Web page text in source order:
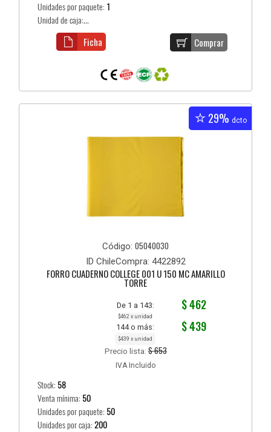
Unidades por paquete: 1
Unidad de caja:...
Comprar
Ficha
29% dcto
Código: 05040030
ID ChileCompra: 4422892
FORRO CUADERNO COLLEGE 001 U 150 MC AMARILLO
TORRE
De 1 a 143: $ 462
$462 x unidad
144 o más: $ 439
$439 x unidad
Precio lista:$ 653
IVA Incluido
Stock: 58
Venta mínima: 50
Unidades por paquete: 50
Unidades por caja:200